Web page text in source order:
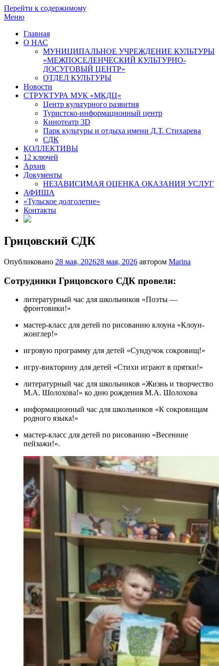
Перейти к содержимому
Меню
Главная
О НАС
МУНИЦИПАЛЬНОЕ УЧРЕЖДЕНИЕ КУЛЬТУРЫ
«МЕЖПОСЕЛЕНЧЕСКИЙ КУЛЬТУРНО-
ДОСУГОВЫЙ ЦЕНТР»
ОТДЕЛ КУЛЬТУРЫ
Новости
СТРУКТУРА МУК «МКДЦ»
Центр культурного развития
Туристско-информационный центр
Кинотеатр 3D
Парк культуры и отдыха имени Д.Т. Стихарева
СДК
КОЛЛЕКТИВЫ
12 ключей
Архив
Документы
НЕЗАВИСИМАЯ ОЦЕНКА ОКАЗАНИЯ УСЛУГ
АФИША
«Тульское долголетие»
Контакты
Грицовский СДК
Опубликовано 28 мая, 202628 мая, 2026 автором Marina
Сотрудники Грицовского СДК провели:
литературный час для школьников «Поэты —
фронтовики!»
мастер-класс для детей по рисованию клоуна «Клоун-
жонглер!»
игровую программу для детей «Сундучок сокровищ!»
игру-викторину для детей «Стихи играют в прятки!»
литературный час для школьников «Жизнь и творчество
М.А. Шолохова!» ко дню рождения М.А. Шолохова
информационный час для школьников «К сокровищам
родного языка!»
мастер-класс для детей по рисованию «Весенние
пейзажи!».